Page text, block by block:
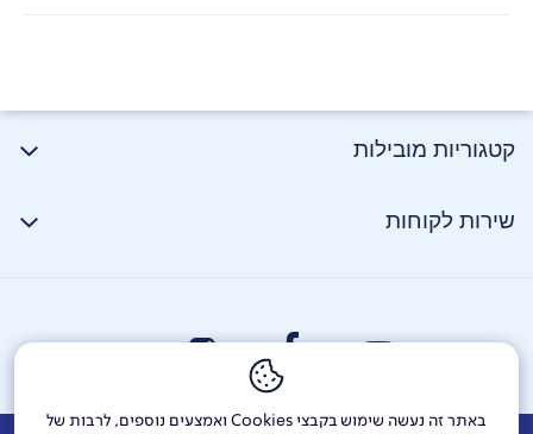
באתר זה נעשה שימוש בקבצי Cookies ואמצעים נוספים, לרבות של
קטגוריות מובילות
שירות לקוחות